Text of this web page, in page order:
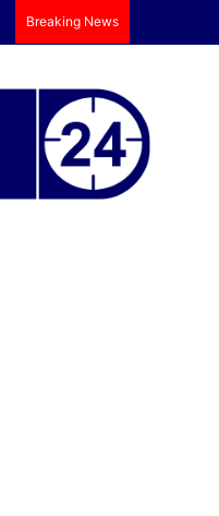
Breaking News